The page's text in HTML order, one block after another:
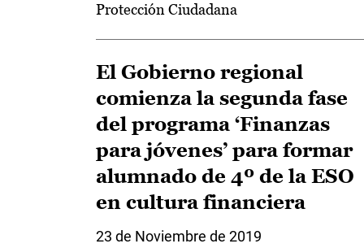
Protección Ciudadana
El Gobierno regional
comienza la segunda fase
del programa ‘Finanzas
para jóvenes’ para formar
alumnado de 4º de la ESO
en cultura financiera
23 de Noviembre de 2019